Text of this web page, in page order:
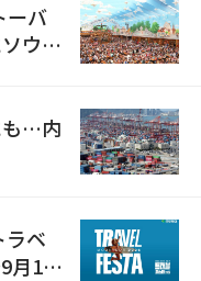
ーバ
ウル
も…内
ラベ
月11